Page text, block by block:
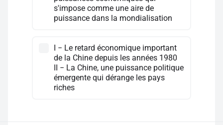
s'impose comme une aire de
puissance dans la mondialisation
I − Le retard économique important
de la Chine depuis les années 1980
II − La Chine, une puissance politique
émergente qui dérange les pays
riches